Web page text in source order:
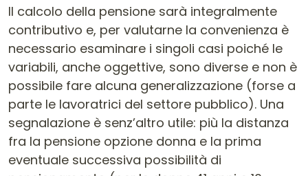
Il calcolo della pensione sarà integralmente
contributivo e, per valutarne la convenienza è
necessario esaminare i singoli casi poiché le
variabili, anche oggettive, sono diverse e non è
possibile fare alcuna generalizzazione (forse a
parte le lavoratrici del settore pubblico). Una
segnalazione è senz’altro utile: più la distanza
fra la pensione opzione donna e la prima
eventuale successiva possibilità di